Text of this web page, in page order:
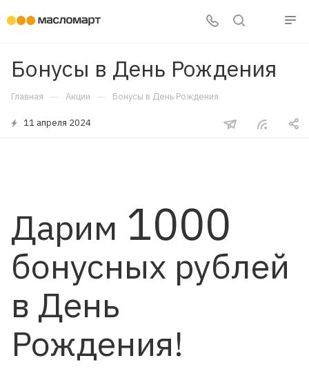
Бонусы в День Рождения
Главная — Акции — Бонусы в День Рождения
11 апреля 2024
Дарим 1000
бонусных рублей
в День
Рождения!